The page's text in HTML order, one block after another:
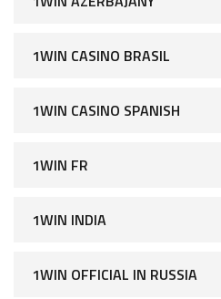
1WIN CASINO BRASIL
1WIN CASINO SPANISH
1WIN FR
1WIN INDIA
1WIN OFFICIAL IN RUSSIA